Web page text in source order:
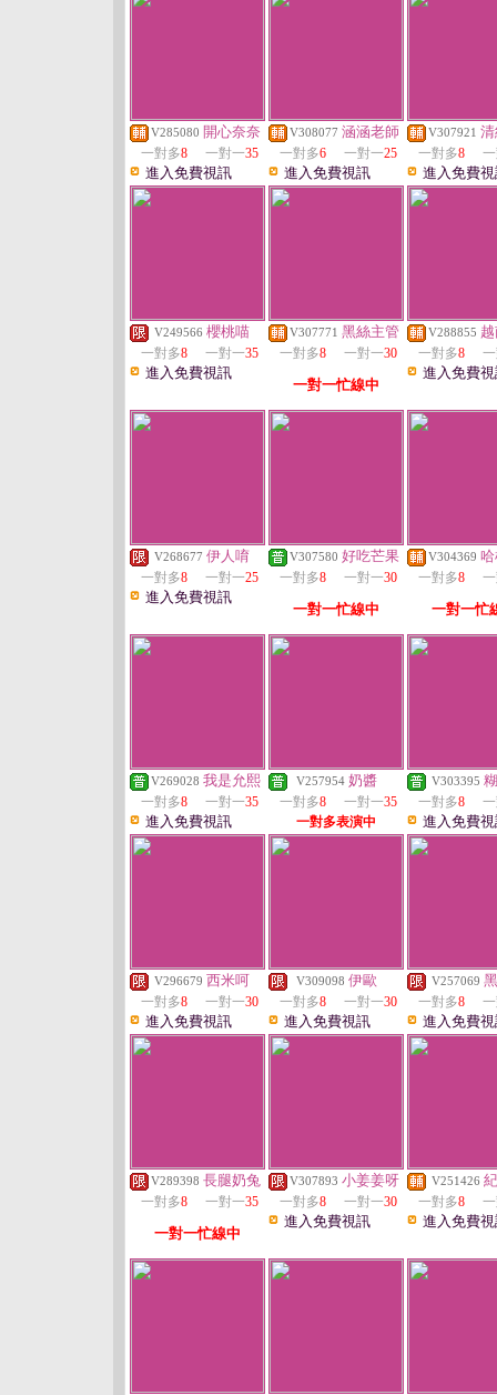
V285080 開心奈奈
一對多8 一對一35
進入免費視訊
V308077 涵涵老師
一對多6 一對一25
進入免費視訊
V307921
一對多8
進入免費
V249566 櫻桃喵
一對多8 一對一35
進入免費視訊
V307771 黑絲主管
一對多8 一對一30
一對一忙線中
V288855
一對多8
進入免費
V268677 伊人唷
一對多8 一對一25
進入免費視訊
V307580 好吃芒果
一對多8 一對一30
一對一忙線中
V304369
一對多8
一對一忙
V269028 我是允熙
一對多8 一對一35
進入免費視訊
V257954 奶醬
一對多8 一對一35
一對多表演中
V303395
一對多8
進入免費
V296679 西米呵
一對多8 一對一30
進入免費視訊
V309098 伊歐
一對多8 一對一30
進入免費視訊
V257069
一對多8
進入免費
V289398 長腿奶兔
一對多8 一對一35
一對一忙線中
V307893 小姜姜呀
一對多8 一對一30
進入免費視訊
V251426
一對多8
進入免費